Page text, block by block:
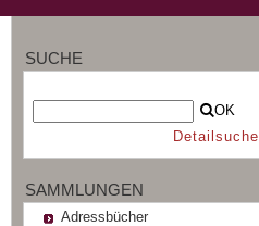
SUCHE
OK
Detailsuche
SAMMLUNGEN
Adressbücher